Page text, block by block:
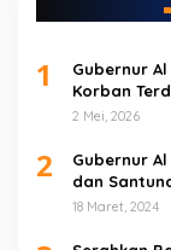
1
Gubernur
Korban
2 Mei, 2026
2
Gubernur
dan
Yang
18 Maret, 2024